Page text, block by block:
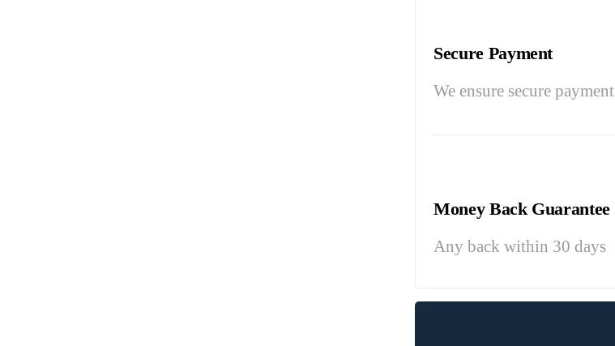
Secure Payment
We ensure secure payment
Money Back Guarantee
Any back within 30 days